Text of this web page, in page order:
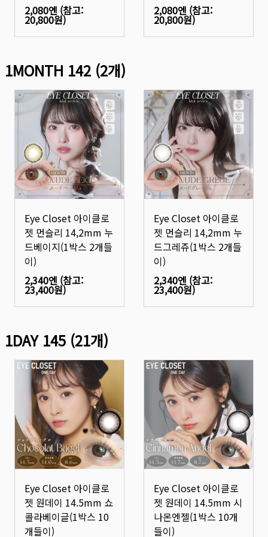
2,080엔 (참고:
20,800원)
2,080엔 (참고:
20,800원)
1MONTH 142 (2개)
Eye Closet 아이클로
젯 먼슬리 14,2mm 누
드베이지(1박스 2개들
이)
2,340엔 (참고:
23,400원)
Eye Closet 아이클로
젯 먼슬리 14,2mm 누
드그레쥬(1박스 2개들
이)
2,340엔 (참고:
23,400원)
1DAY 145 (21개)
Eye Closet 아이클로
젯 원데이 14.5mm 쇼
콜라베이글(1박스 10
개들이)
Eye Closet 아이클로
젯 원데이 14.5mm 시
나몬엔젤(1박스 10개
들이)